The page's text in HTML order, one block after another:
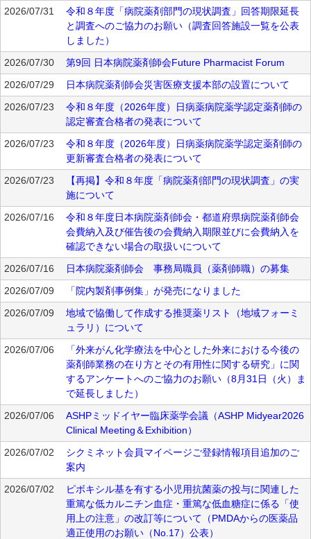
2026/07/31
令和８年度「病院薬剤部門の現状調査」回答期限延長
と調査へのご協力のお願い（調査回答施設一覧を公表
しました）
2026/07/30
第9回 日本病院薬剤師会Future Pharmacist Forum
2026/07/29
日本病院薬剤師会災害医療支援本部の設置について
2026/07/23
令和８年度（2026年度）日病薬病院薬学認定薬剤師の
認定審査合格者の発表について
2026/07/23
令和８年度（2026年度）日病薬病院薬学認定薬剤師の
更新審査合格者の発表について
2026/07/23
【再掲】令和８年度「病院薬剤部門の現状調査」の実
施について
2026/07/16
令和８年度日本病院薬剤師会・都道府県病院薬剤師会
会費納入及び催告後の会費納入期限並びに会費納入を
確認できない場合の取扱いについて
2026/07/16
日本病院薬剤師会 事務局職員（薬剤師職）の募集
2026/07/09
「院内製剤事例集」が発売になりました
2026/07/09
地域で協働して作成する推奨薬リスト（地域フォーミ
ュラリ）について
2026/07/06
「外来がん化学療法を中心とした外来における今後の
薬剤師業務の在り方とその有用性に関する研究」に関
するアンケートへのご協力のお願い（8月31日（火）ま
で延長しました）
2026/07/06
ASHPミッドイヤー臨床薬学会議（ASHP Midyear2026
Clinical Meeting＆Exhibition）
2026/07/02
シクミネット会員マイページご登録情報項目追加のご
案内
2026/07/02
ピボキシル基を有する小児用抗菌薬の投与に関連した
重篤な低カルニチン血症・重篤な低血糖症に係る「使
用上の注意」の改訂等について（PMDAからの医薬品
適正使用のお願い（No.17）公表）